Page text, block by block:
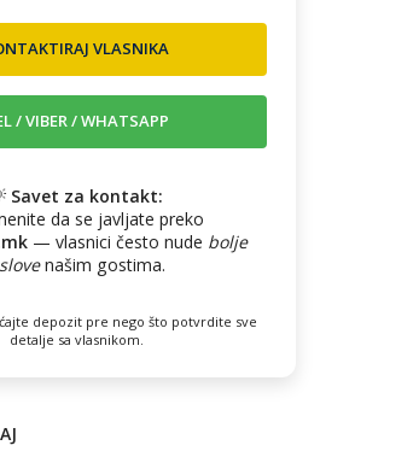
Savet za kontakt:
da se javljate preko
— vlasnici često nude bolje
našim gostima.
depozit pre nego što potvrdite sve
detalje sa vlasnikom.